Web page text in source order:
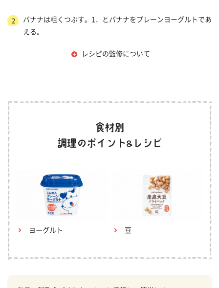
2
バナナは粗くつぶす。1．とバナナをプレーンヨーグルトであ
える。
レシピの監修について
ヨーグルト 豆